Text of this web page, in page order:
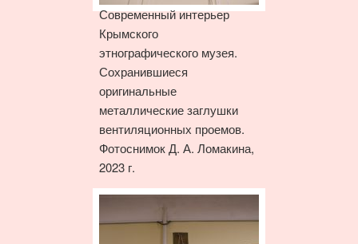
Современный интерьер
Крымского
этнографического музея.
Сохранившиеся
оригинальные
металлические заглушки
вентиляционных проемов.
Фотоснимок Д. А. Ломакина,
2023 г.